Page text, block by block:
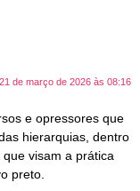
21 de março de 2026 às 08:16
e opressores que
hierarquias, dentro
visam a prática
preto.